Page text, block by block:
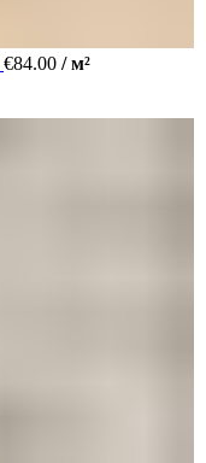
€84.00 / м²